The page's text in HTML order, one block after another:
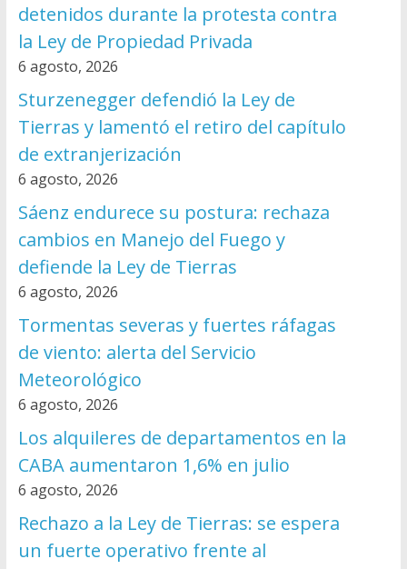
detenidos durante la protesta contra
la Ley de Propiedad Privada
6 agosto, 2026
Sturzenegger defendió la Ley de
Tierras y lamentó el retiro del capítulo
de extranjerización
6 agosto, 2026
Sáenz endurece su postura: rechaza
cambios en Manejo del Fuego y
defiende la Ley de Tierras
6 agosto, 2026
Tormentas severas y fuertes ráfagas
de viento: alerta del Servicio
Meteorológico
6 agosto, 2026
Los alquileres de departamentos en la
CABA aumentaron 1,6% en julio
6 agosto, 2026
Rechazo a la Ley de Tierras: se espera
un fuerte operativo frente al